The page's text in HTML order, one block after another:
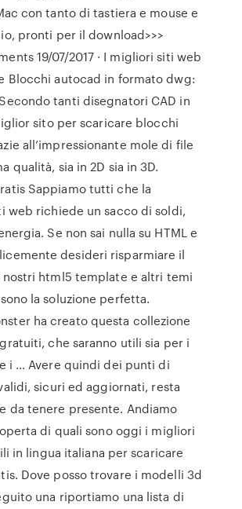
con tanto di tastiera e mouse e
pronti per il download>>>
19/07/2017 · I migliori siti web
Blocchi autocad in formato dwg:
tanti disegnatori CAD in
sito per scaricare blocchi
all’impressionante mole di file
qualità, sia in 2D sia in 3D.
Sappiamo tutti che la
web richiede un sacco di soldi,
Se non sai nulla su HTML e
desideri risparmiare il
html5 template e altri temi
la soluzione perfetta.
ha creato questa collezione
che saranno utili sia per i
i … Avere quindi dei punti di
sicuri ed aggiornati, resta
da tenere presente. Andiamo
di quali sono oggi i migliori
in lingua italiana per scaricare
Dove posso trovare i modelli 3d
una riportiamo una lista di